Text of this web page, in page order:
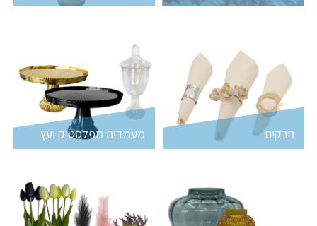
חבקים מעמדים מפלסטיק ועץ